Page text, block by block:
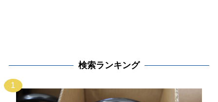
検索ランキング
1